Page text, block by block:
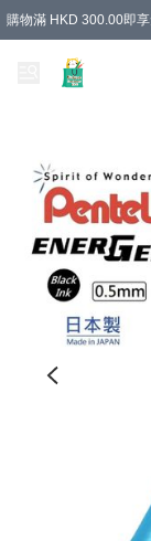
購物滿 HKD 300.00即